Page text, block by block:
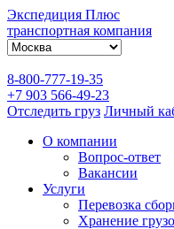
Экспедиция Плюс
транспортная компания
8-800-777-19-35
+7 903 566-49-23
Отследить груз Личный
О компании
Вопрос-ответ
Вакансии
Услуги
Перевозка
Хранение